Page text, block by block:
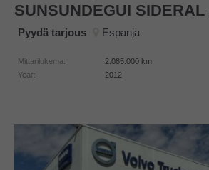
SUNSUNDEGUI SIDERAL
Pyydä tarjous Espanja
Mittarilukema: 2.085.000 km
Year:
2012